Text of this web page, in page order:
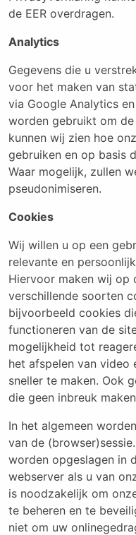
de EER overdragen.
Analytics
Gegevens die u
voor het maken van
via Google Analytics
worden gebruikt om
kunnen wij zien hoe
gebruiken en op basis
Waar mogelijk, zullen
pseudonimiseren.
Cookies
Wij willen u op een
relevante en
Hiervoor maken wij op
verschillende soorten
bijvoorbeeld cookies
functioneren van de
mogelijkheid tot
het afspelen van video
sneller te maken. Ook
die geen inbreuk
In het algemeen
van de
worden opgeslagen in
webserver als u van
is noodzakelijk om
te beheren en te
niet om uw